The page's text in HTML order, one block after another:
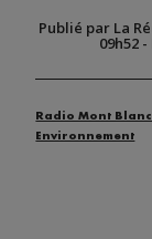
Publié par La
09h52-
Radio Mont Blanc
Environnement